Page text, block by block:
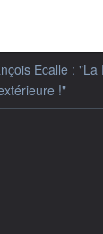
Ecalle :
!"